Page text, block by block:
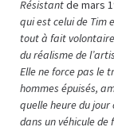
Résistantde mars
qui est celui de Tim
tout à fait
du réalisme de
Elle ne force pas le
hommes épuisés,
quelle heure du jour
dans un véhicule